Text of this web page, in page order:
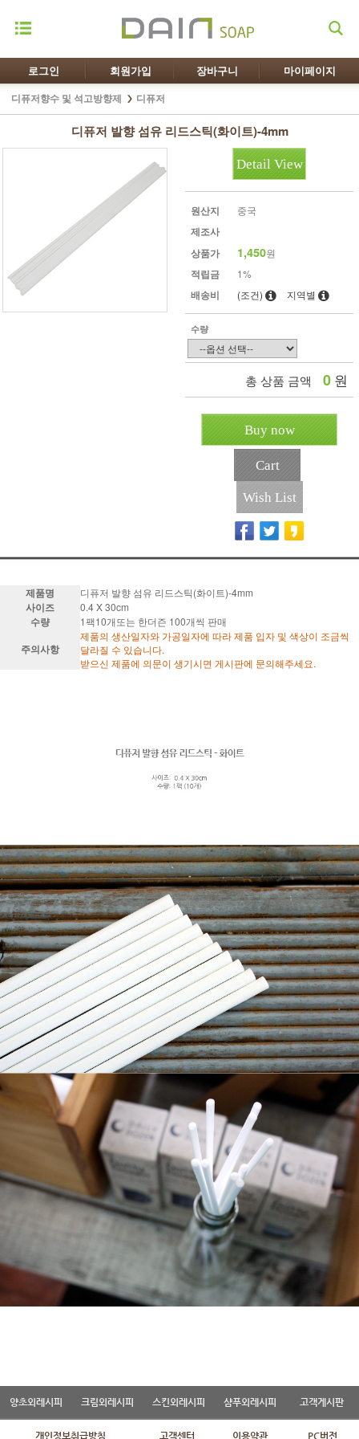
로그인 회원가입 장바구니 마이페이지
디퓨저향수 및 석고방향제 디퓨저
디퓨저 발향 섬유 리드스틱(화이트)-4mm
Detail View
원산지 중국
제조사
상품가
1,450원
적립금 1%
배송비 (조건) 지역별
수량
총 상품 금액 0 원
Buy now
Cart
Wish List
제품명 디퓨저 발향 섬유 리드스틱(화이트)-4mm
사이즈 0.4 X 30cm
수량 1팩10개또는 한더즌 100개씩 판매
주의사항
제품의 생산일자와 가공일자에 따라 제품 입자 및 색상이 조금씩
달라질 수 있습니다.
받으신 제품에 의문이 생기시면 게시판에 문의해주세요.
양초외레시피 크림외레시피 스킨외레시피 샴푸외레시피 고객게시판
개인정보취급방침 고객센터 이용약관 PC버전